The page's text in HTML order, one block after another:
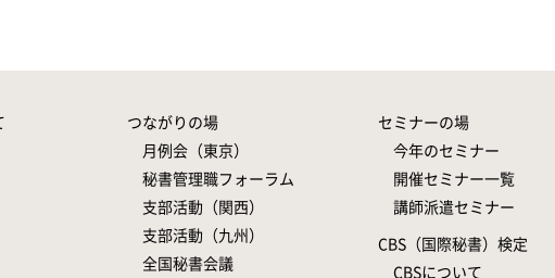
つながりの場
月例会（東京）
秘書管理職フォーラム
支部活動（関西）
支部活動（九州）
全国秘書会議
セミナーの場
今年のセミナー
開催セミナー一覧
講師派遣セミナー
CBS（国際秘書）検定
CBSについて